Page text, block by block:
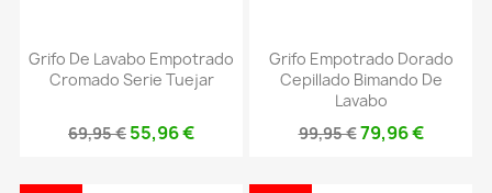
Grifo De Lavabo Empotrado
Cromado Serie Tuejar
69,95 € 55,96 €
Grifo Empotrado Dorado
Cepillado Bimando De
Lavabo
99,95 €79,96 €